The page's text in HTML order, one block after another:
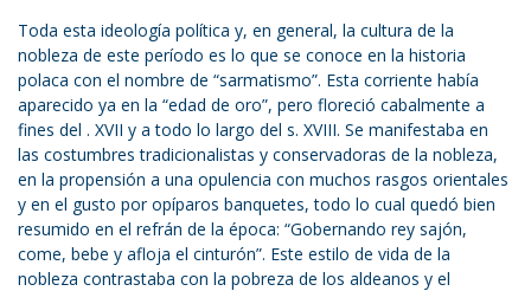
Toda esta ideología política y, en general, la cultura de la
nobleza de este período es lo que se conoce en la historia
polaca con el nombre de “sarmatismo”. Esta corriente había
aparecido ya en la “edad de oro”, pero floreció cabalmente a
fines del . XVII y a todo lo largo del s. XVIII. Se manifestaba en
las costumbres tradicionalistas y conservadoras de la nobleza,
en la propensión a una opulencia con muchos rasgos orientales
y en el gusto por opíparos banquetes, todo lo cual quedó bien
resumido en el refrán de la época: “Gobernando rey sajón,
come, bebe y afloja el cinturón”. Este estilo de vida de la
nobleza contrastaba con la pobreza de los aldeanos y el